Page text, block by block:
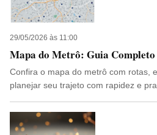
29/05/2026 às 11:00
Mapa do Metrô: Guia Completo
Confira o mapa do metrô com rotas,
planejar seu trajeto com rapidez e